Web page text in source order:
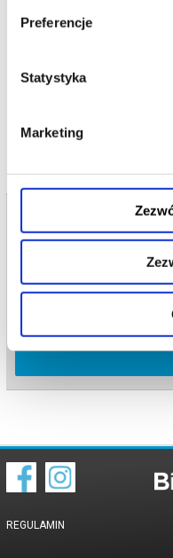
Preferencje
Statystyka
Marketing
Po latach książę Adam
Szkieletora i jako He-Man
Bezpieczne zakupy w
wydarzenia, gwarantujemy
potwierdzony komunikatem
Bilety na termin:
09.06.2026 , g.
09.06.2026 , g. 18:15
Rabka Zdrój
Kino Śnieżka - Rabka
REGULAMIN